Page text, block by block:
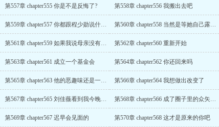
第557章 chapter555 你是不是反悔了? 第558章 chapter556 我搬出去吧
第559章 chapter557 你都跟程少勋说什么了 第560章 chapter558 当然是等她自己露出马脚
第561章 chapter559 如果我说母亲没有死呢 第562章 chapter560 重新开始
第563章 chapter561 成立一个基金会 第564章 chapter562 你还回来吗
第565章 chapter563 他的恶趣味还是一如既往 第566章 chapter564 我想做出改变了
第567章 chapter565 刘佳薇看到我今晚吃不了饭吧 第568章 chapter566 成了圈子里的众矢之的
第569章 chapter567 迟早会见面的 第570章 chapter568 这才是原来的你吧